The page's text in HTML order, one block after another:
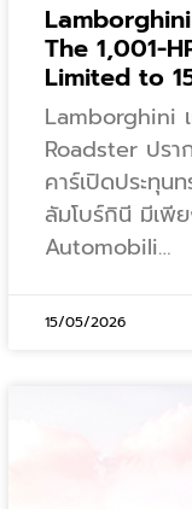
The 1,001-
Limited to
Lamborghini
Roadster ปร
คาร์เปิดประทุน
ลัมโบร์กินี มีเพี
Automobili…
15/05/2026